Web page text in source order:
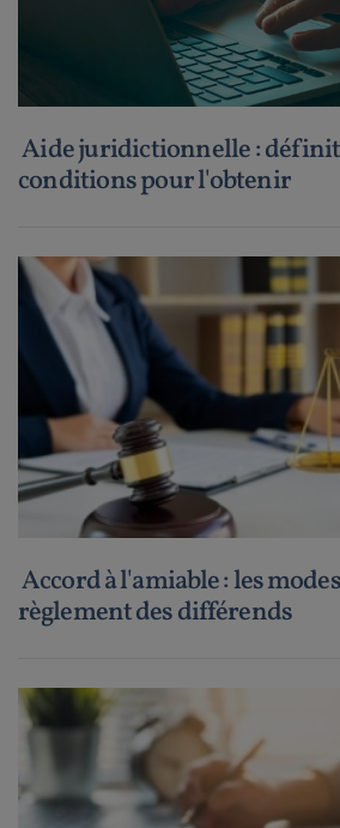
Aide juridictionnelle :
conditions pour l'obtenir
Accord à l'amiable : les
règlement des différends